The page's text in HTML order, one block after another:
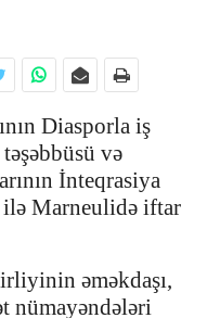
Diasporla iş
və
İnteqrasiya
ilə Marneulidə iftar
əməkdaşı,
nümayəndələri